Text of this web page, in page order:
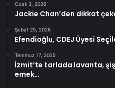
Ocak 3, 2026
Jackie Chan’den dikkat
Şubat 25, 2026
Efendioğlu, CDEJ Üyesi
Temmuz 17, 2025
İzmit’te tarlada lavanta,
emek…